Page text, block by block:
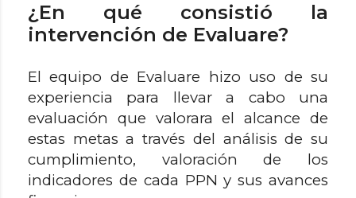
¿En qué consistió la
intervención de Evaluare?
El equipo de Evaluare hizo uso de su
experiencia para llevar a cabo una
evaluación que valorara el alcance de
estas metas a través del análisis de su
cumplimiento, valoración de los
indicadores de cada PPN y sus avances